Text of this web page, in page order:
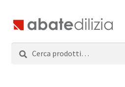
Vai
alla
navigazione
Vai
al
contenuto